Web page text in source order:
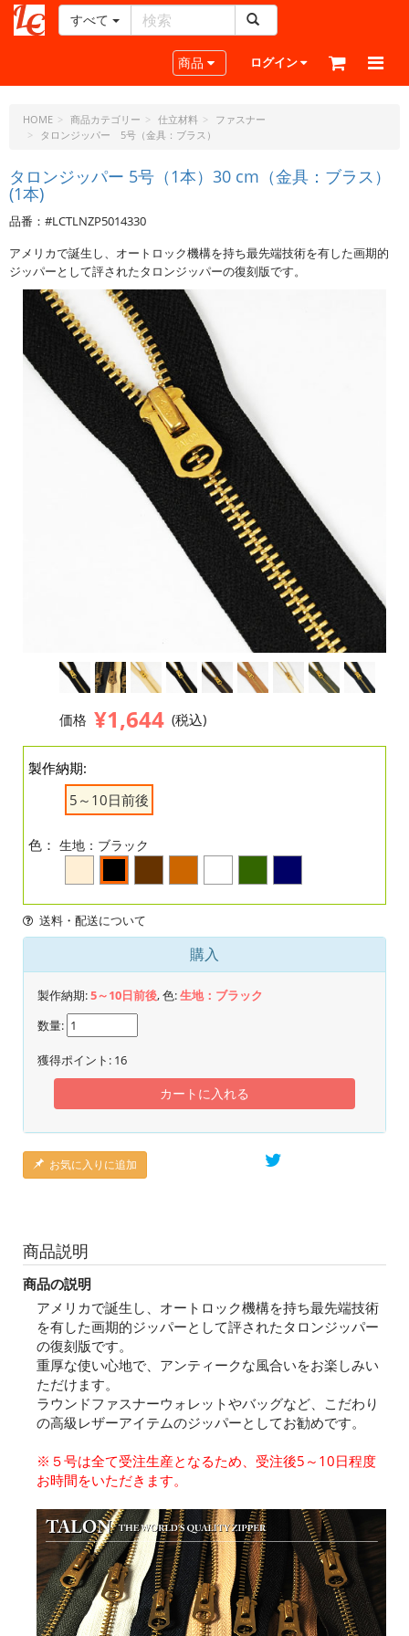
ー
ラ
フ
ド
ッ
ト・
ェ
ー
ピ
すべて
Toggle navigation
商品 ログイン
HOME 商品カテゴリー 仕立材料
ファスナー
タロンジッパー 5号（金具：ブラス）
タロンジッパー 5号（1本）30 cm（金具：ブラス）
(1本)
品番：#LCTLNZP5014330
アメリカで誕生し、オートロック機構を持ち最先端技術を有した画期的
ジッパーとして評されたタロンジッパーの復刻版です。
価格 ¥1,644 (税込)
製作納期:
5～10日前後
色： 生地：ブラック
送料・配送について
購入
製作納期:5～10日前後, 色:生地：ブラック
数量:
獲得ポイント: 16
カートに入れる
お気に入りに追加
商品説明
商品の説明
アメリカで誕生し、オートロック機構を持ち最先端技術
を有した画期的ジッパーとして評されたタロンジッパー
の復刻版です。
重厚な使い心地で、アンティークな風合いをお楽しみい
ただけます。
ラウンドファスナーウォレットやバッグなど、こだわり
の高級レザーアイテムのジッパーとしてお勧めです。
※５号は全て受注生産となるため、受注後5～10日程度
お時間をいただきます。